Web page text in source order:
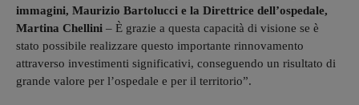
immagini, Maurizio Bartolucci e la Direttrice dell’ospedale,
Martina Chellini – È grazie a questa capacità di visione se è
stato possibile realizzare questo importante rinnovamento
attraverso investimenti significativi, conseguendo un risultato di
grande valore per l’ospedale e per il territorio”.